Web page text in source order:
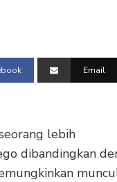
Email
lebih
dibandingkan